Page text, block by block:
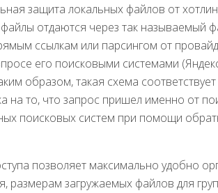
защита локальных файлов от
отдаются через так называемый
ссылкам или парсингом от
его поисковыми системами
образом, такая схема
на то, что запрос пришел именно от
поисковых систем при помощи
позволяет максимально удобно
размерам загружаемых файлов для